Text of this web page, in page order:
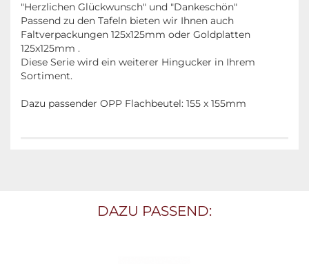
"Herzlichen Glückwunsch" und "Dankeschön"
Passend zu den Tafeln bieten wir Ihnen auch
Faltverpackungen 125x125mm oder Goldplatten
125x125mm .
Diese Serie wird ein weiterer Hingucker in Ihrem
Sortiment.
Dazu passender OPP Flachbeutel: 155 x 155mm
DAZU PASSEND: